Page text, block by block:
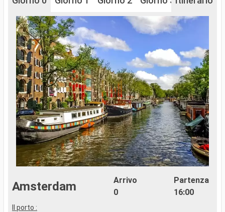
Amsterdam
Arrivo
0
Partenza
16:00
Il porto :